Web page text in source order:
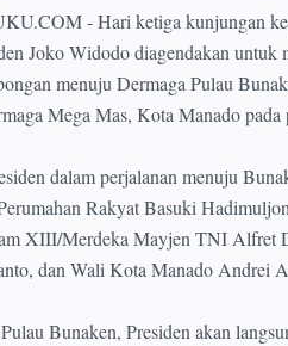
- Hari ketiga kunjungan
Joko Widodo diagendakan
menuju Dermaga Pulau
Mega Mas, Kota Manado
dalam perjalanan menuju
Rakyat Basuki
XIII/Merdeka Mayjen TNI Alfret
dan Wali Kota Manado Andrei
Bunaken, Presiden akan